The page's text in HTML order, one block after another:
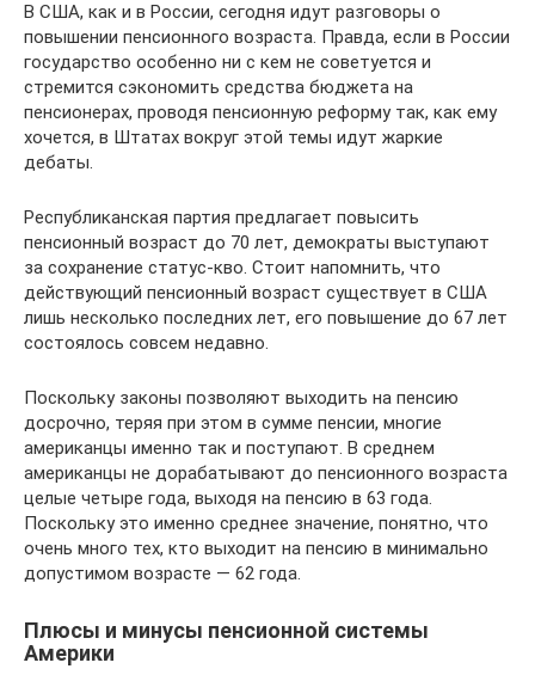
В США, как и в России, сегодня идут разговоры о
повышении пенсионного возраста. Правда, если в России
государство особенно ни с кем не советуется и
стремится сэкономить средства бюджета на
пенсионерах, проводя пенсионную реформу так, как ему
хочется, в Штатах вокруг этой темы идут жаркие
дебаты.
Республиканская партия предлагает повысить
пенсионный возраст до 70 лет, демократы выступают
за сохранение статус-кво. Стоит напомнить, что
действующий пенсионный возраст существует в США
лишь несколько последних лет, его повышение до 67 лет
состоялось совсем недавно.
Поскольку законы позволяют выходить на пенсию
досрочно, теряя при этом в сумме пенсии, многие
американцы именно так и поступают. В среднем
американцы не дорабатывают до пенсионного возраста
целые четыре года, выходя на пенсию в 63 года.
Поскольку это именно среднее значение, понятно, что
очень много тех, кто выходит на пенсию в минимально
допустимом возрасте — 62 года.
Плюсы и минусы пенсионной системы
Америки